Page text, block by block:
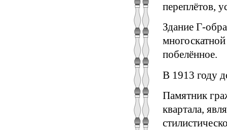
переплётов,
Здание Г-
побелённое.
В 1913 году
Памятник
квартала,